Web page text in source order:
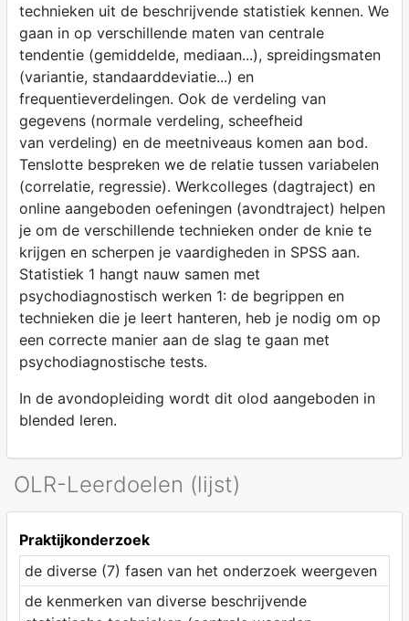
technieken uit de beschrijvende statistiek kennen. We
gaan in op verschillende maten van centrale
tendentie (gemiddelde, mediaan...), spreidingsmaten
(variantie, standaarddeviatie...) en
frequentieverdelingen. Ook de verdeling van
gegevens (normale verdeling, scheefheid
van verdeling) en de meetniveaus komen aan bod.
Tenslotte bespreken we de relatie tussen variabelen
(correlatie, regressie). Werkcolleges (dagtraject) en
online aangeboden oefeningen (avondtraject) helpen
je om de verschillende technieken onder de knie te
krijgen en scherpen je vaardigheden in SPSS aan.
Statistiek 1 hangt nauw samen met
psychodiagnostisch werken 1: de begrippen en
technieken die je leert hanteren, heb je nodig om op
een correcte manier aan de slag te gaan met
psychodiagnostische tests.
In de avondopleiding wordt dit olod aangeboden in
blended leren.
OLR-Leerdoelen (lijst)
Praktijkonderzoek
de diverse (7) fasen van het onderzoek weergeven
de kenmerken van diverse beschrijvende